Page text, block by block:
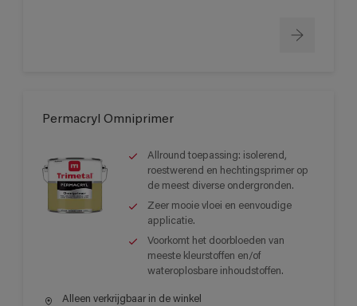
Permacryl Omniprimer
Allround toepassing: isolerend,
roestwerend en hechtingsprimer op
de meest diverse ondergronden.
Zeer mooie vloei en eenvoudige
applicatie.
Voorkomt het doorbloeden van
meeste kleurstoffen en/of
wateroplosbare inhoudstoffen.
Alleen verkrijgbaar in de winkel